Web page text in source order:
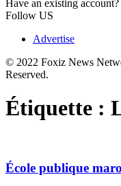
Have an existing account?
Follow US
Advertise
© 2022 Foxiz News
Reserved.
Étiquette :
École publique